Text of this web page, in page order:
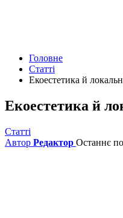
Головне
Статті
Екоестетика й
Екоестетика й
Статті
Автор Редактор Останнє